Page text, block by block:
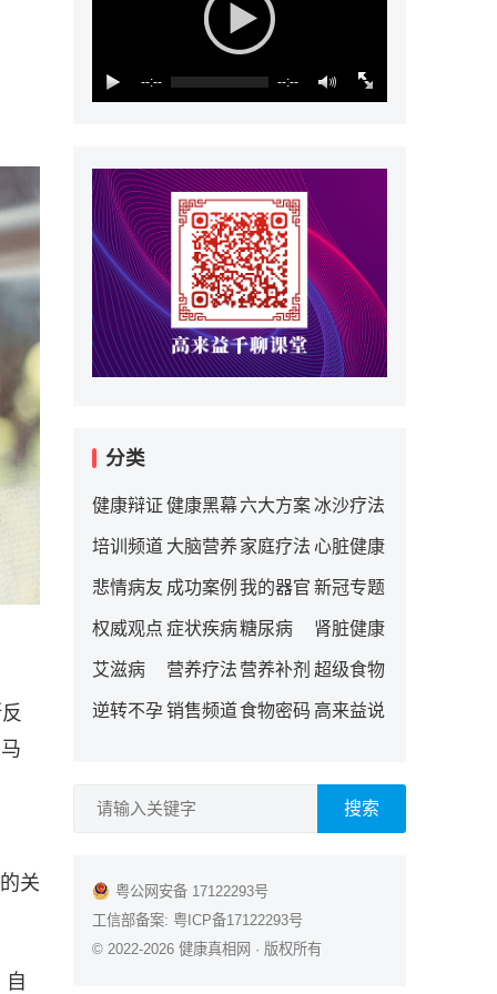
关
自
--:-- --:--
分类
健康辩证 健康黑幕 六大方案冰沙疗法
培训频道 大脑营养 家庭疗法 心脏健康
悲情病友 成功案例 我的器官 新冠专题
权威观点 症状疾病糖尿病 肾脏健康
艾滋病 营养疗法 营养补剂 超级食物
逆转不孕销售频道食物密码 高来益说
搜索
粤公网安备 17122293号
工信部备案: 粤ICP备17122293号
© 2022-2026 健康真相网 · 版权所有